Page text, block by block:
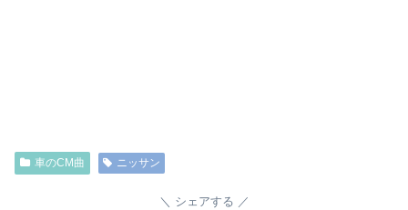
車のCM曲 ニッサン
シェアする